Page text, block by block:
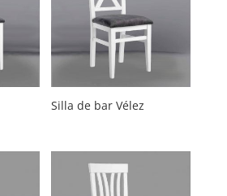
Silla de bar Vélez